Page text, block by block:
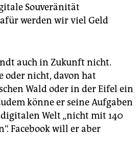
Souveränität
werden wir viel Geld
auch in Zukunft nicht.
oder nicht, davon hat
Wald oder in der Eifel ein
könne er seine Aufgaben
Welt „nicht mit 140
Facebook will er aber